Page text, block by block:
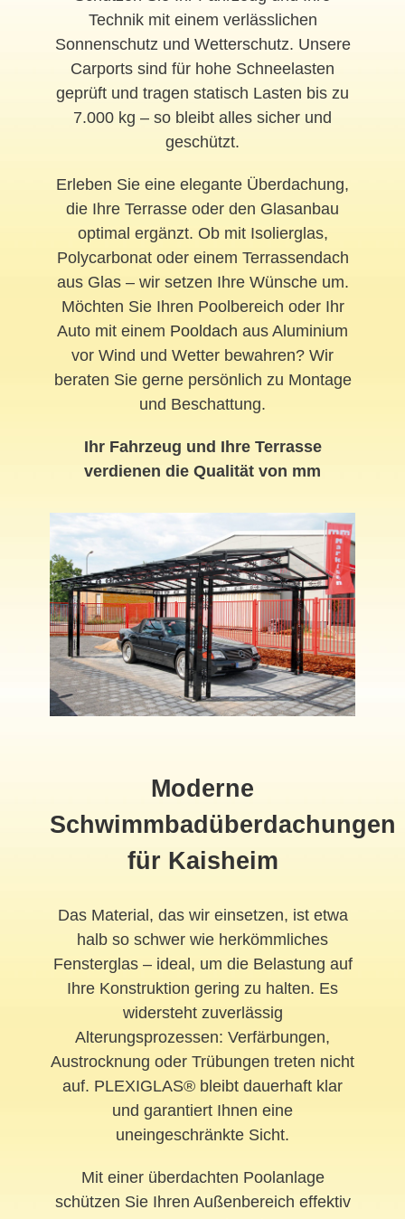
Technik mit einem verlässlichen
Sonnenschutz und Wetterschutz. Unsere
Carports sind für hohe Schneelasten
geprüft und tragen statisch Lasten bis zu
7.000 kg – so bleibt alles sicher und
geschützt.
Erleben Sie eine elegante Überdachung,
die Ihre Terrasse oder den Glasanbau
optimal ergänzt. Ob mit Isolierglas,
Polycarbonat oder einem Terrassendach
aus Glas – wir setzen Ihre Wünsche um.
Möchten Sie Ihren Poolbereich oder Ihr
Auto mit einem Pooldach aus Aluminium
vor Wind und Wetter bewahren? Wir
beraten Sie gerne persönlich zu Montage
und Beschattung.
Ihr Fahrzeug und Ihre Terrasse
verdienen die Qualität von mm
Moderne
Schwimmbadüberdachungen
für Kaisheim
Das Material, das wir einsetzen, ist etwa
halb so schwer wie herkömmliches
Fensterglas – ideal, um die Belastung auf
Ihre Konstruktion gering zu halten. Es
widersteht zuverlässig
Alterungsprozessen: Verfärbungen,
Austrocknung oder Trübungen treten nicht
auf. PLEXIGLAS® bleibt dauerhaft klar
und garantiert Ihnen eine
uneingeschränkte Sicht.
Mit einer überdachten Poolanlage
schützen Sie Ihren Außenbereich effektiv